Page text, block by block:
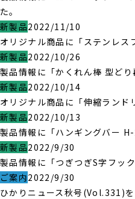
た。
新製品2022/11/10
オリジナル商品に「ステンレス
新製品2022/10/26
製品情報に「かくれん棒 型どり
新製品2022/10/14
オリジナル商品に「伸縮ランド
新製品2022/10/13
製品情報に「ハンギングバー H-
新製品2022/9/30
製品情報に「つぎつぎS字フッ
ご案内2022/9/30
ひかりニュース秋号(Vol.331)を